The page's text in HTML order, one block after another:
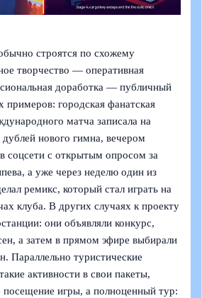
строятся по схожему
творчество — оперативная
доработка — публичный
примеров: городская фанатская
матча записала на
нового гимна, вечером
соцсети с открытым опросом за
а уже через неделю один из
ремикс, который стал играть на
клуба. В других случаях к проекту
они объявляли конкурс,
а затем в прямом эфире выбирали
Параллельно туристические
активности в свои пакеты,
посещение игры, а полноценный тур: